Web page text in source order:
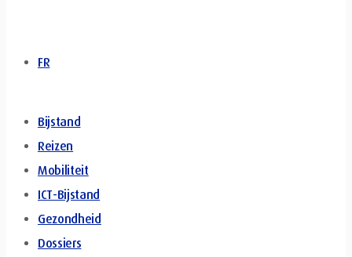
FR
Bijstand
Reizen
Mobiliteit
ICT-Bijstand
Gezondheid
Dossiers